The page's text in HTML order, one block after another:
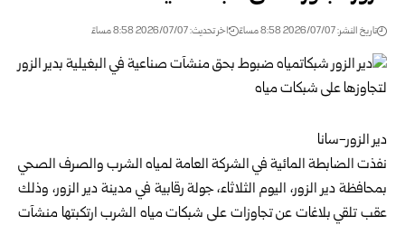
تاريخ النشر: 2026/07/07 8:58 مساءً اخر تحديث: 2026/07/07 8:58 مساءً
دير الزور-سانا
نفذت الضابطة المائية في الشركة العامة لمياه الشرب والصرف الصحي
بمحافظة دير الزور، اليوم الثلاثاء، جولة رقابية في مدينة دير الزور، وذلك
عقب تلقي بلاغات عن تجاوزات على شبكات مياه الشرب ارتكبتها منشآت